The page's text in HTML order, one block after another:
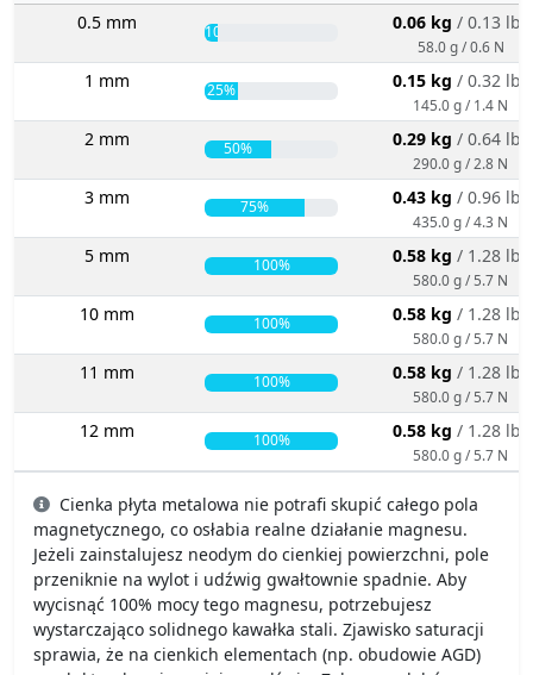
0.5 mm
10% 0.06 kg / 0.13 lbs
58.0 g / 0.6 N
1 mm 25% 0.15 kg / 0.32 lbs
145.0 g / 1.4 N
2 mm 50% 0.29 kg / 0.64 lbs
290.0 g / 2.8 N
3 mm 75% 0.43 kg / 0.96 lbs
435.0 g / 4.3 N
5 mm 100% 0.58 kg / 1.28 lbs
580.0 g / 5.7 N
10 mm 100% 0.58 kg / 1.28 lbs
580.0 g / 5.7 N
11 mm 100% 0.58 kg / 1.28 lbs
580.0 g / 5.7 N
12 mm 100% 0.58 kg / 1.28 lbs
580.0 g / 5.7 N
Cienka płyta metalowa nie potrafi skupić całego pola
magnetycznego, co osłabia realne działanie magnesu.
Jeżeli zainstalujesz neodym do cienkiej powierzchni, pole
przeniknie na wylot i udźwig gwałtownie spadnie. Aby
wycisnąć 100% mocy tego magnesu, potrzebujesz
wystarczająco solidnego kawałka stali. Zjawisko saturacji
sprawia, że na cienkich elementach (np. obudowie AGD)